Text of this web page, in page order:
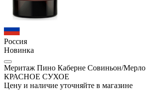
Россия
Новинка
Меритаж Пино Каберне Совиньон/Мерло
КРАСНОЕ СУХОЕ
Цену и наличие уточняйте в магазине